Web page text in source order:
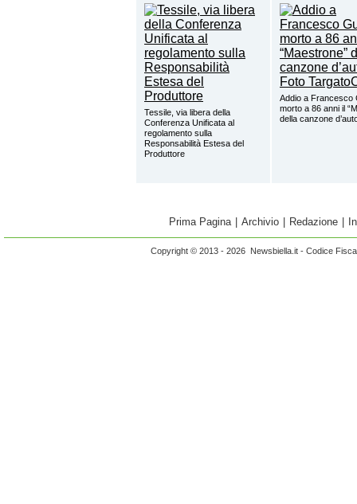
Tessile, via libera della
Conferenza Unificata al
regolamento sulla
Responsabilità Estesa del
Produttore
Addio a Francesco
morto a 86 anni il
della canzone
Prima Pagina Archivio Redazione
Copyright © 2013 - 2026 Newsbiella.it - Codice